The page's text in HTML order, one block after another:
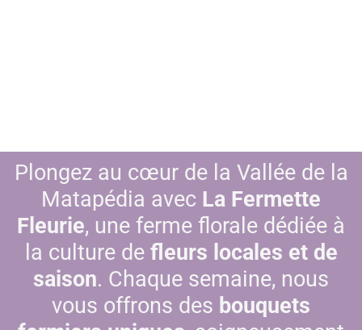
Plongez au cœur de la Vallée de la
Matapédia avec La Fermette
Fleurie, une ferme florale dédiée à
la culture de fleurs locales et de
saison. Chaque semaine, nous
vous offrons des bouquets